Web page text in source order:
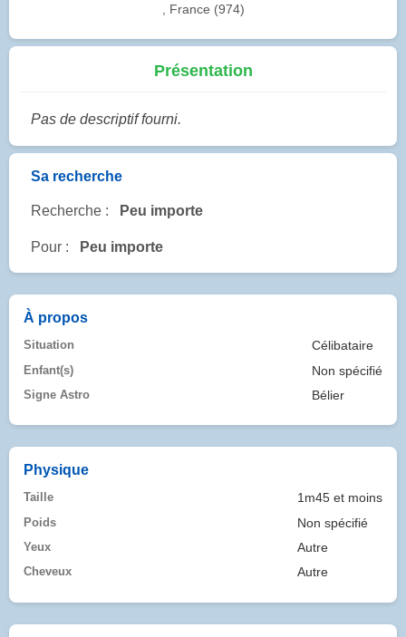
, France (974)
Présentation
Pas de descriptif fourni.
Sa recherche
Recherche : Peu importe
Pour : Peu importe
À propos
Situation Célibataire
Enfant(s) Non spécifié
Signe Astro Bélier
Physique
Taille 1m45 et moins
Poids Non spécifié
Yeux Autre
Cheveux Autre